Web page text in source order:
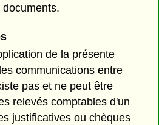
de la présente
communications entre
pas et ne peut être
relevés comptables d'un
justificatives ou chèques